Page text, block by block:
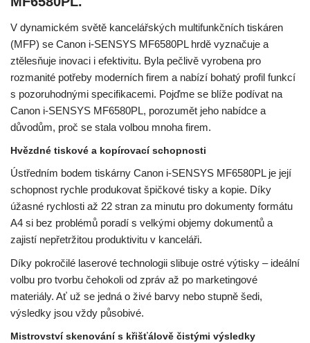
V dynamickém světě kancelářských multifunkčních tiskáren
(MFP) se Canon i-SENSYS MF6580PL hrdě vyznačuje a
ztělesňuje inovaci i efektivitu. Byla pečlivě vyrobena pro
rozmanité potřeby moderních firem a nabízí bohatý profil funkcí
s pozoruhodnými specifikacemi. Pojďme se blíže podívat na
Canon i-SENSYS MF6580PL, porozumět jeho nabídce a
důvodům, proč se stala volbou mnoha firem.
Hvězdné tiskové a kopírovací schopnosti
Ústředním bodem tiskárny Canon i-SENSYS MF6580PL je její
schopnost rychle produkovat špičkové tisky a kopie. Díky
úžasné rychlosti až 22 stran za minutu pro dokumenty formátu
A4 si bez problémů poradí s velkými objemy dokumentů a
zajistí nepřetržitou produktivitu v kanceláři.
Díky pokročilé laserové technologii slibuje ostré výtisky – ideální
volbu pro tvorbu čehokoli od zpráv až po marketingové
materiály. Ať už se jedná o živé barvy nebo stupně šedi,
výsledky jsou vždy působivé.
Mistrovství skenování s křišťálově čistými výsledky